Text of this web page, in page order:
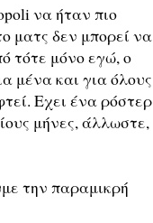
να ήταν πιο
ματς δεν μπορεί να
τότε μόνο εγώ, ο
μένα και για όλους
Εχει ένα ρόστερ
μήνες, άλλωστε,
την παραμικρή